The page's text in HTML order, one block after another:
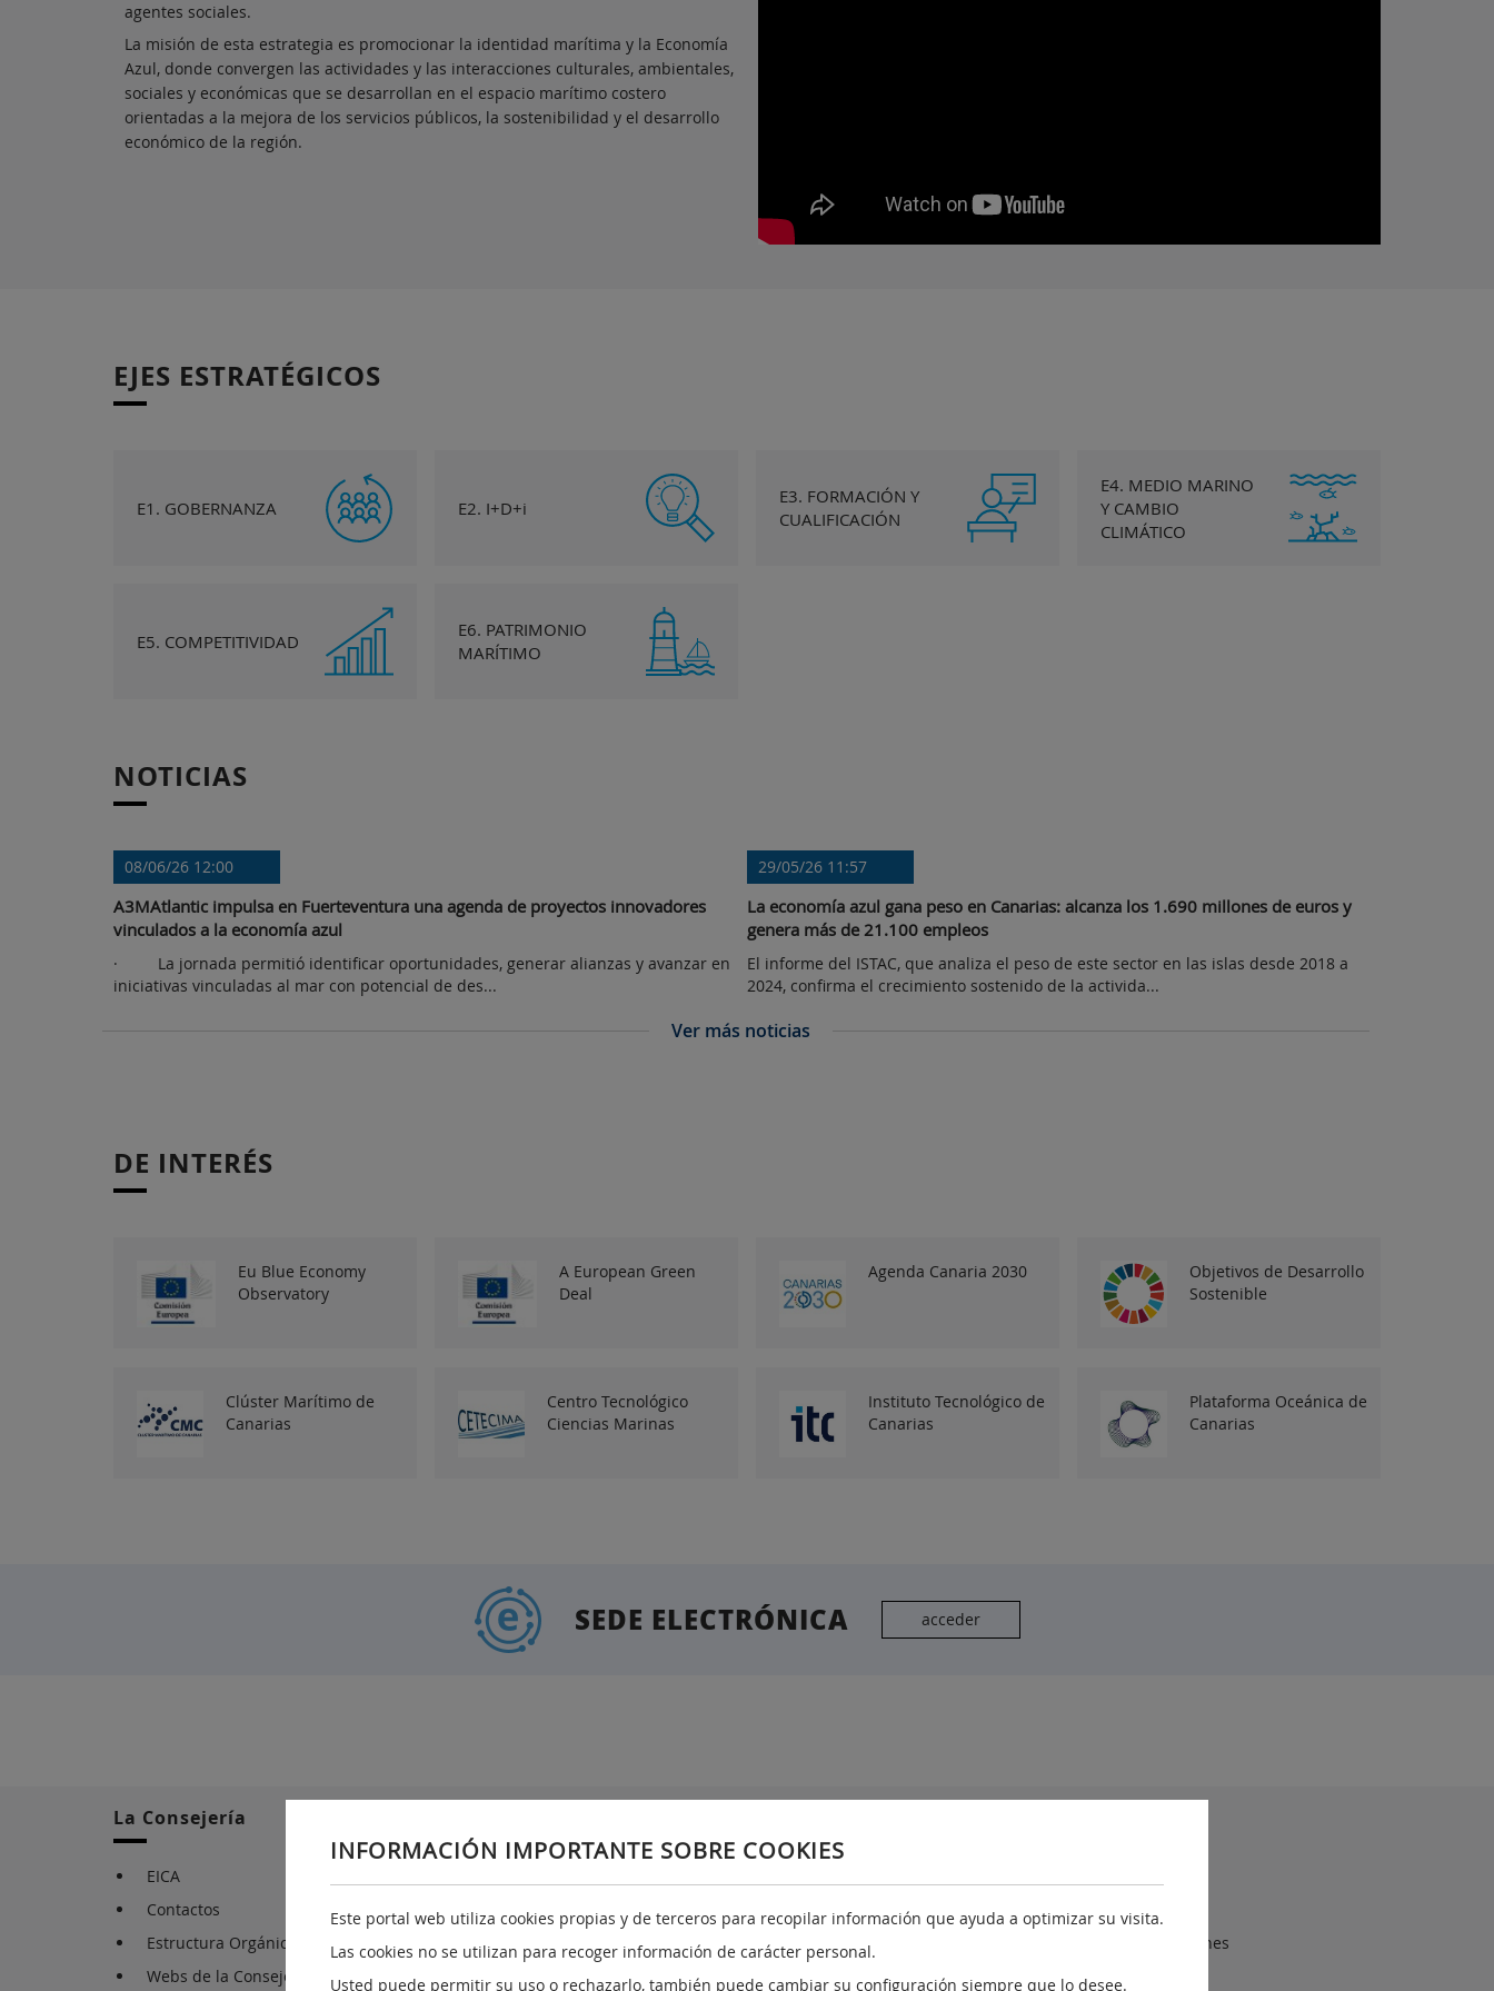
agentes sociales.
La misión de esta estrategia es promocionar la identidad marítima y la Economía
Azul, donde convergen las actividades y las interacciones culturales, ambientales,
sociales y económicas que se desarrollan en el espacio marítimo costero
orientadas a la mejora de los servicios públicos, la sostenibilidad y el desarrollo
económico de la región.
EJES ESTRATÉGICOS
E1. GOBERNANZA E2. I+D+i
E3. FORMACIÓN Y
CUALIFICACIÓN
E4. MEDIO MARINO
Y CAMBIO
CLIMÁTICO
E5. COMPETITIVIDAD
E6. PATRIMONIO
MARÍTIMO
NOTICIAS
08/06/26 12:00
A3MAtlantic impulsa en Fuerteventura una agenda de proyectos innovadores
vinculados a la economía azul
· La jornada permitió identificar oportunidades, generar alianzas y avanzar en
iniciativas vinculadas al mar con potencial de des...
29/05/26 11:57
La economía azul gana peso en Canarias: alcanza los 1.690 millones de euros y
genera más de 21.100 empleos
El informe del ISTAC, que analiza el peso de este sector en las islas desde 2018 a
2024, confirma el crecimiento sostenido de la activida...
Ver más noticias
DE INTERÉS
Eu Blue Economy
Observatory
A European Green
Deal
Agenda Canaria 2030
Objetivos de Desarrollo
Sostenible
Clúster Marítimo de
Canarias
Centro Tecnológico
Ciencias Marinas
Instituto Tecnológico de
Canarias
Plataforma Oceánica de
Canarias
SEDE ELECTRÓNICA acceder
La Consejería
EICA
Contactos
Estructura Orgánica
Webs de la Consejería
Mapa web
Sugerencias y reclamaciones
Contacto
INFORMACIÓN IMPORTANTE SOBRE COOKIES
Este portal web utiliza cookies propias y de terceros para recopilar información que ayuda a optimizar su visita.
Las cookies no se utilizan para recoger información de carácter personal.
Usted puede permitir su uso o rechazarlo, también puede cambiar su configuración siempre que lo desee.